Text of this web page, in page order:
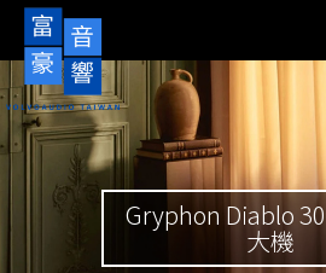
Gryphon Diablo
大機